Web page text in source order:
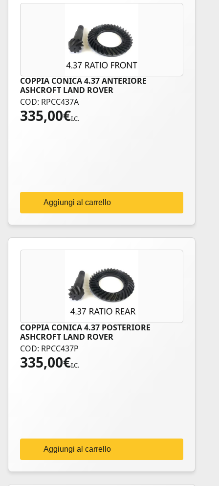
COPPIA CONICA 4.37 ANTERIORE
ASHCROFT LAND ROVER
COD: RPCC437A
335,00€I.C.
Aggiungi al carrello
COPPIA CONICA 4.37 POSTERIORE
ASHCROFT LAND ROVER
COD: RPCC437P
335,00€I.C.
Aggiungi al carrello